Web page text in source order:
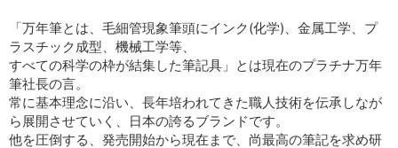
「万年筆とは、毛細管現象筆頭にインク(化学)、金属工学、プ
ラスチック成型、機械工学等、
すべての科学の枠が結集した筆記具」とは現在のプラチナ万年
筆社長の言。
常に基本理念に沿い、長年培われてきた職人技術を伝承しなが
ら展開させていく、日本の誇るブランドです。
他を圧倒する、発売開始から現在まで、尚最高の筆記を求め研